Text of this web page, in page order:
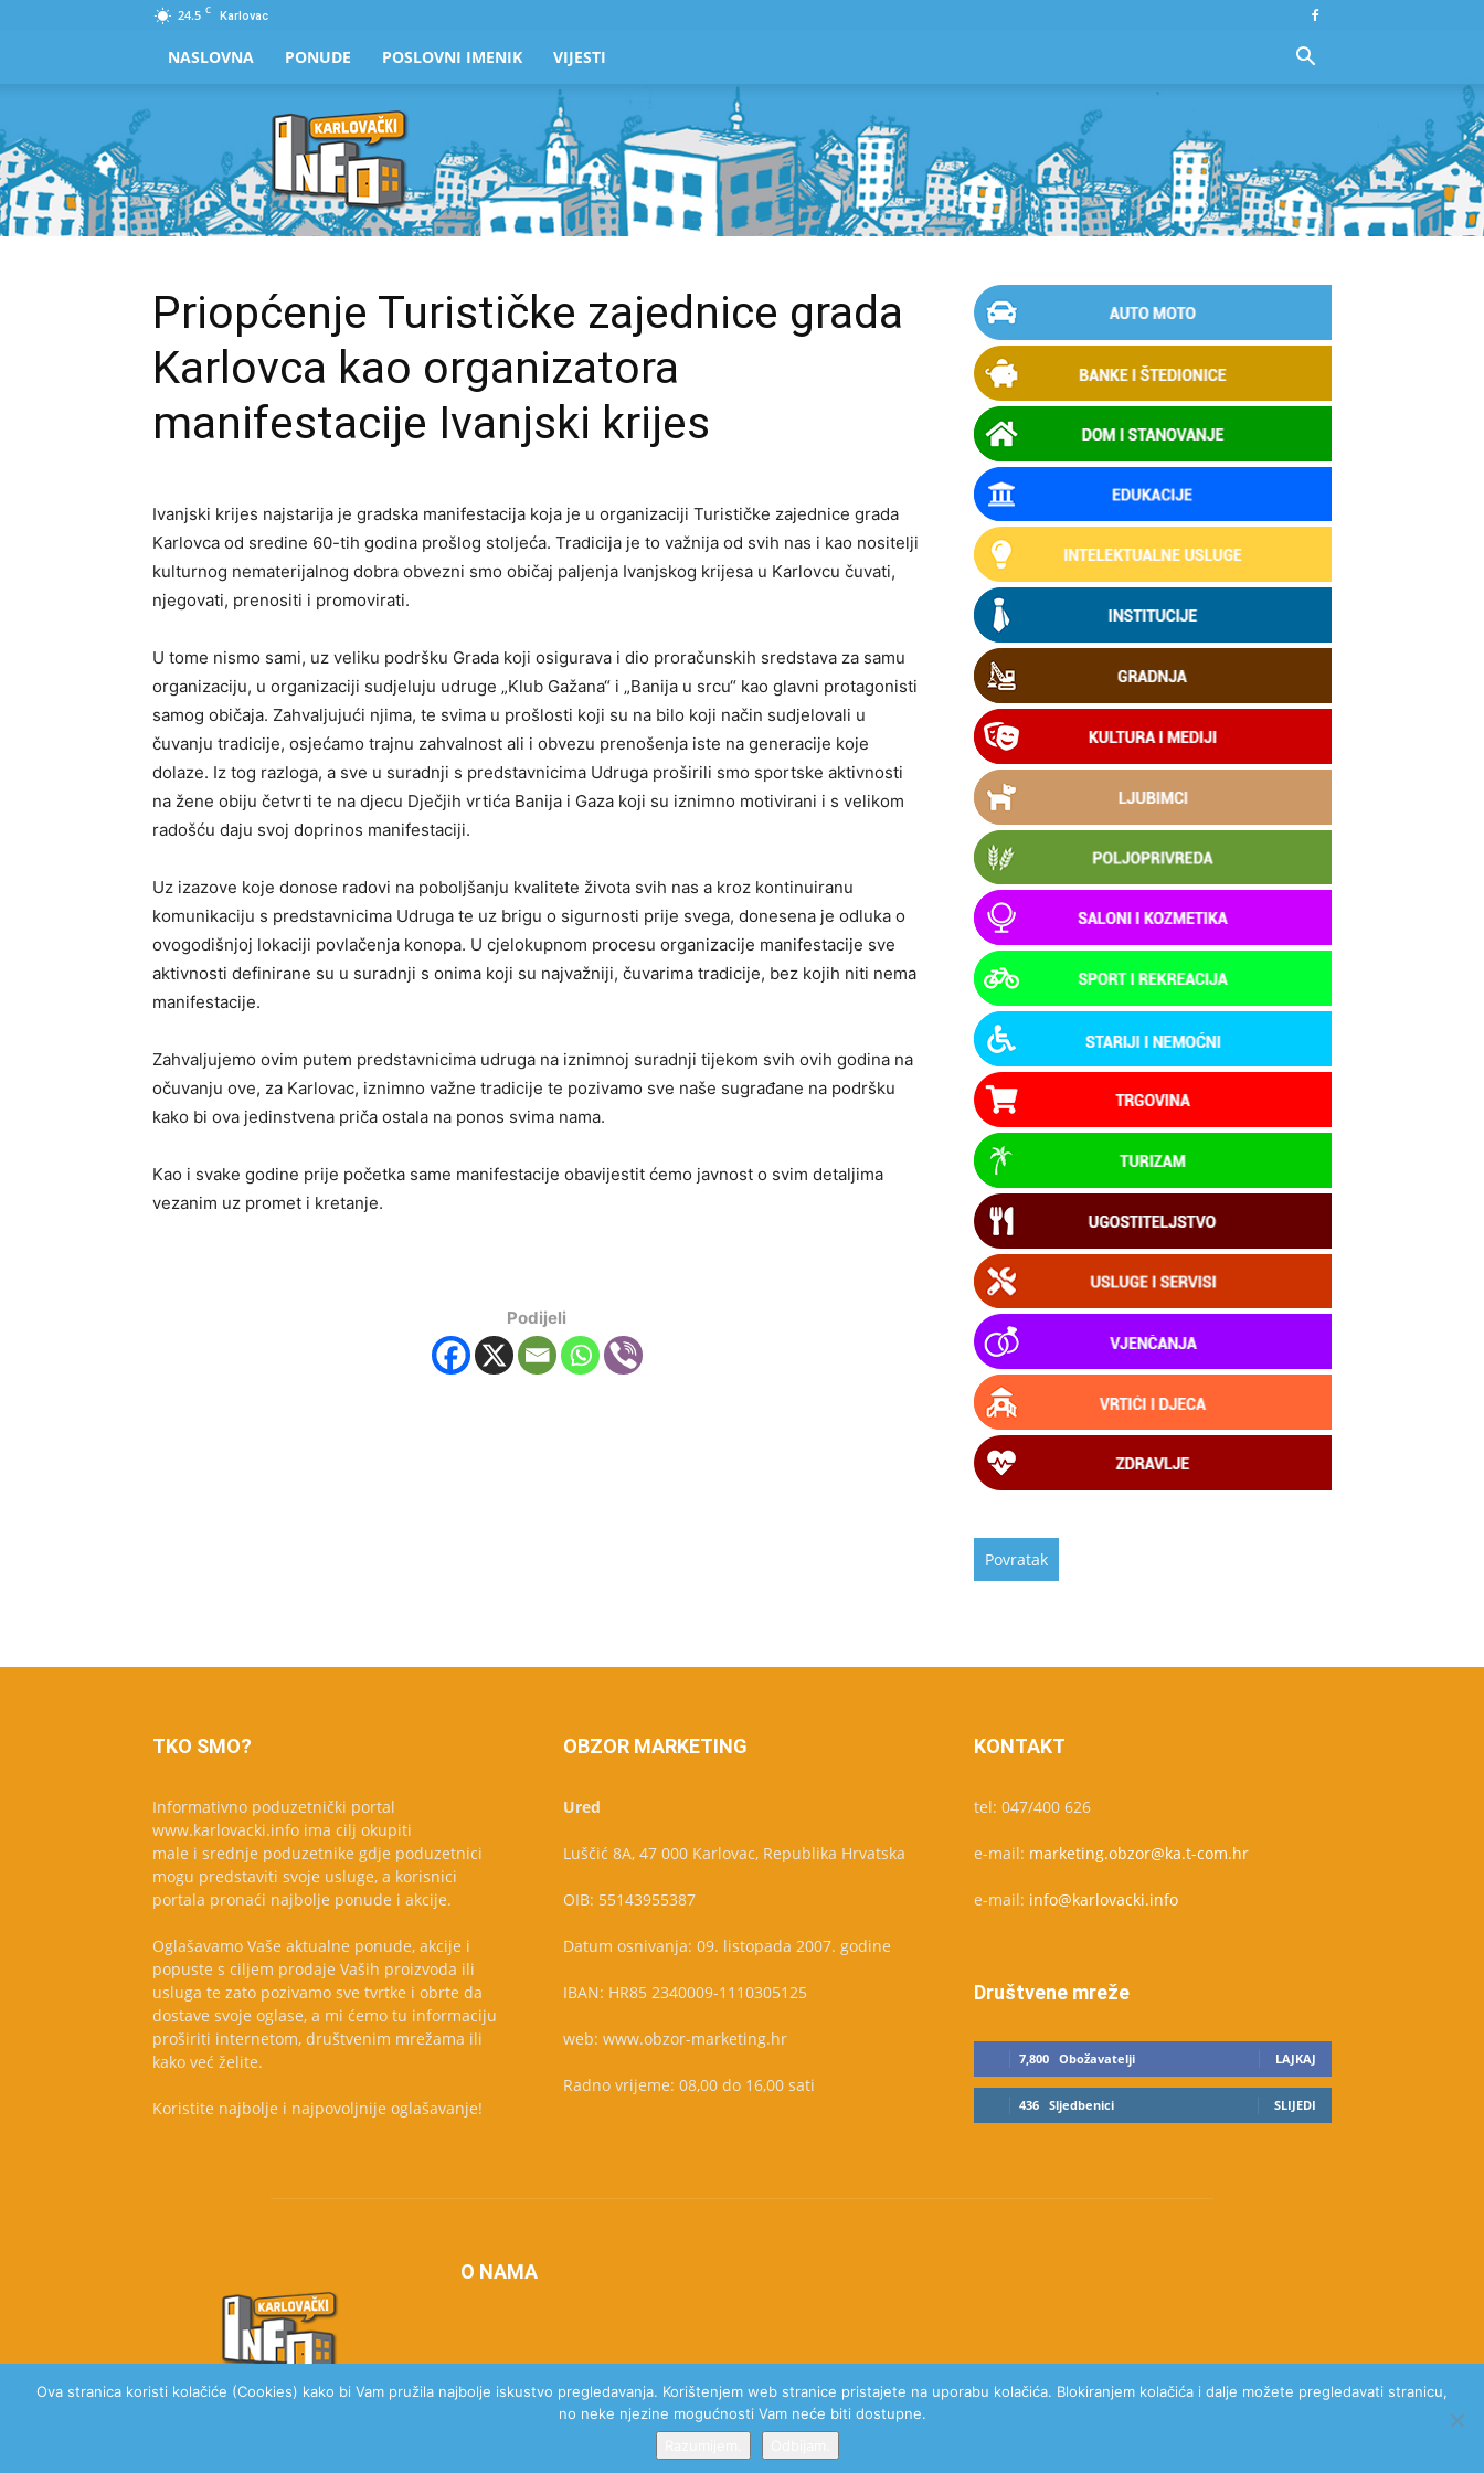
24.5 C Karlovac
NASLOVNA PONUDE POSLOVNI IMENIK VIJESTI
Karlovački
Priopćenje Turističke zajednice grada
Karlovca kao organizatora
manifestacije Ivanjski krijes
Ivanjski krijes najstarija je gradska manifestacija koja je u organizaciji Turističke zajednice grada
Karlovca od sredine 60-tih godina prošlog stoljeća. Tradicija je to važnija od svih nas i kao nositelji
kulturnog nematerijalnog dobra obvezni smo običaj paljenja Ivanjskog krijesa u Karlovcu čuvati,
njegovati, prenositi i promovirati.
U tome nismo sami, uz veliku podršku Grada koji osigurava i dio proračunskih sredstava za samu
organizaciju, u organizaciji sudjeluju udruge „Klub Gažana“ i „Banija u srcu“ kao glavni protagonisti
samog običaja. Zahvaljujući njima, te svima u prošlosti koji su na bilo koji način sudjelovali u
čuvanju tradicije, osjećamo trajnu zahvalnost ali i obvezu prenošenja iste na generacije koje
dolaze. Iz tog razloga, a sve u suradnji s predstavnicima Udruga proširili smo sportske aktivnosti
na žene obiju četvrti te na djecu Dječjih vrtića Banija i Gaza koji su iznimno motivirani i s velikom
radošću daju svoj doprinos manifestaciji.
Uz izazove koje donose radovi na poboljšanju kvalitete života svih nas a kroz kontinuiranu
komunikaciju s predstavnicima Udruga te uz brigu o sigurnosti prije svega, donesena je odluka o
ovogodišnjoj lokaciji povlačenja konopa. U cjelokupnom procesu organizacije manifestacije sve
aktivnosti definirane su u suradnji s onima koji su najvažniji, čuvarima tradicije, bez kojih niti nema
manifestacije.
Zahvaljujemo ovim putem predstavnicima udruga na iznimnoj suradnji tijekom svih ovih godina na
očuvanju ove, za Karlovac, iznimno važne tradicije te pozivamo sve naše sugrađane na podršku
kako bi ova jedinstvena priča ostala na ponos svima nama.
Kao i svake godine prije početka same manifestacije obavijestit ćemo javnost o svim detaljima
vezanim uz promet i kretanje.
Podijeli
TKO SMO?
Informativno poduzetnički portal
www.karlovacki.info ima cilj okupiti
male i srednje poduzetnike gdje poduzetnici
mogu predstaviti svoje usluge, a korisnici
portala pronaći najbolje ponude i akcije.
Oglašavamo Vaše aktualne ponude, akcije i
popuste s ciljem prodaje Vaših proizvoda ili
usluga te zato pozivamo sve tvrtke i obrte da
dostave svoje oglase, a mi ćemo tu informaciju
proširiti internetom, društvenim mrežama ili
kako već želite.
Koristite najbolje i najpovoljnije oglašavanje!
OBZOR MARKETING
Ured
Luščić 8A, 47 000 Karlovac, Republika Hrvatska
OIB: 55143955387
Datum osnivanja: 09. listopada 2007. godine
IBAN: HR85 2340009-1110305125
web: www.obzor-marketing.hr
Radno vrijeme: 08,00 do 16,00 sati
KONTAKT
tel: 047/400 626
e-mail: marketing.obzor@ka.t-com.hr
e-mail: info@karlovacki.info
Društvene mreže
7,800 Obožavatelji LAJKAJ
436 Sljedbenici SLIJEDI
O NAMA
Ova stranica koristi kolačiće (Cookies) kako bi Vam pružila najbolje iskustvo pregledavanja. Korištenjem web stranice pristajete na uporabu kolačića. Blokiranjem kolačića i dalje možete pregledavati stranicu,
no neke njezine mogućnosti Vam neće biti dostupne.